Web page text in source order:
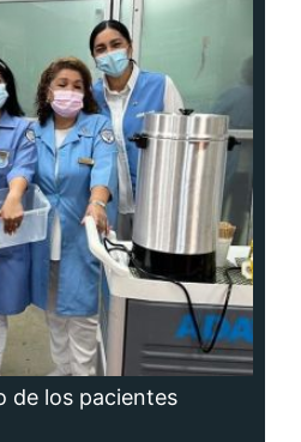
de los pacientes